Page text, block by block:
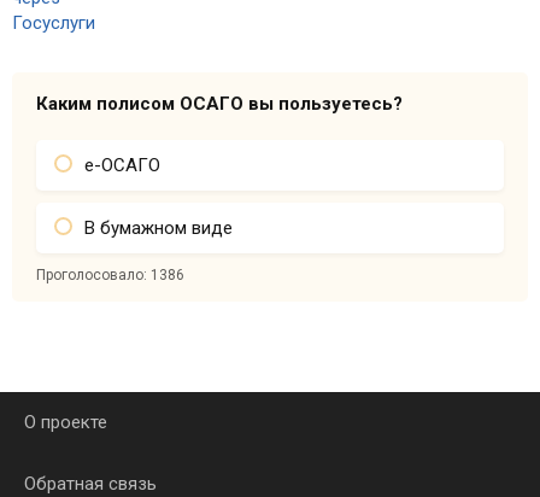
Каким полисом ОСАГО вы пользуетесь?
е-ОСАГО
В бумажном виде
Проголосовало: 1386
О проекте
Обратная связь